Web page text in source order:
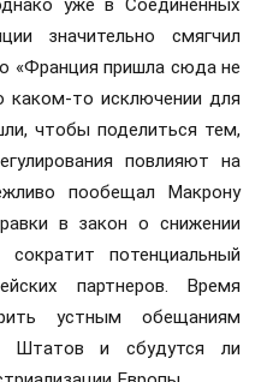
уже в Соединенных
значительно смягчил
«Франция пришла сюда не
каком-то исключении для
чтобы поделиться тем,
повлияют на
пообещал Макрону
в закон о снижении
потенциальный
партнеров. Время
устным обещаниям
Штатов и сбудутся ли